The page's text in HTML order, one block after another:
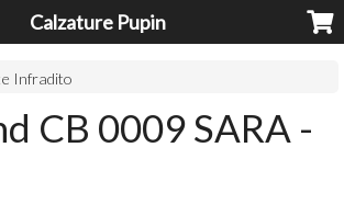
Calzature Pupin
Infradito
CB 0009 SARA -